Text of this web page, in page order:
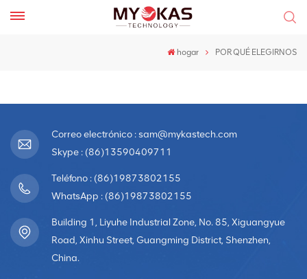
hogar POR QUÉ ELEGIRNOS
Correo electrónico : sam@mykastech.com
Skype : (86)13590409711
Teléfono : (86)19873802155
WhatsApp : (86)19873802155
Building 1, Liyuhe Industrial Zone, No. 85, Xiguangyue
Road, Xinhu Street, Guangming District, Shenzhen,
China.